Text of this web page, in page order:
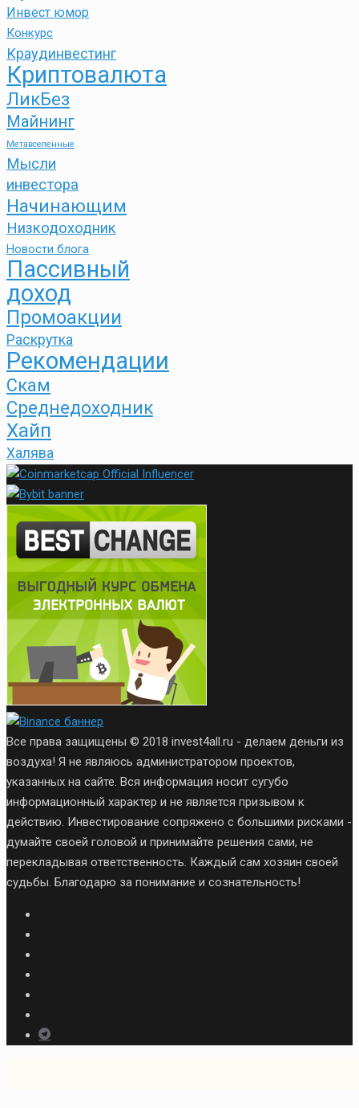
Инвест юмор
Конкурс
Краудинвестинг
Криптовалюта
ЛикБез
Майнинг
Метавселенные
Мысли
инвестора
Начинающим
Низкодоходник
Новости блога
Пассивный
доход
Промоакции
Раскрутка
Рекомендации
Скам
Среднедоходник
Хайп
Халява
Все права защищены © 2018 invest4all.ru - делаем деньги из
воздуха! Я не являюсь администратором проектов,
указанных на сайте. Вся информация носит сугубо
информационный характер и не является призывом к
действию. Инвестирование сопряжено с большими рисками -
думайте своей головой и принимайте решения сами, не
перекладывая ответственность. Каждый сам хозяин своей
судьбы. Благодарю за понимание и сознательность!